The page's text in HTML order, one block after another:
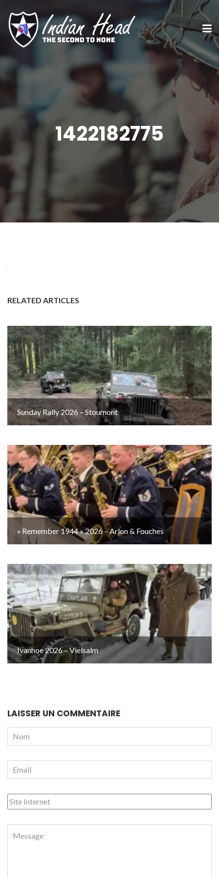
1422182775
RELATED ARTICLES
Sunday Rally 2026 – Stoumont
« Remember 1944 » 2026 – Arlon & Fouches
Ivanhoe 2026 – Vielsalm
LAISSER UN COMMENTAIRE